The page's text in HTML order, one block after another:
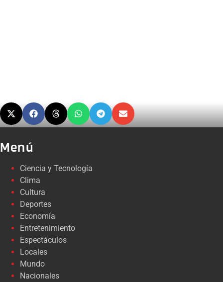
Menú
Ciencia y Tecnología
Clima
Cultura
Deportes
Economía
Entretenimiento
Espectáculos
Locales
Mundo
Nacionales